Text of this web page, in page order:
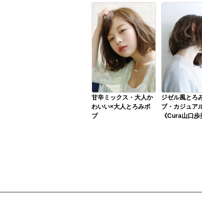
甘辛ミックス・大人か
わいい×大人とろみボ
ブ
ジゼル風とろ
ブ・カジュア
《Cura山口歩